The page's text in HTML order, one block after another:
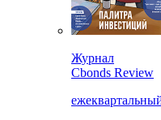
Журнал
Cbonds Review